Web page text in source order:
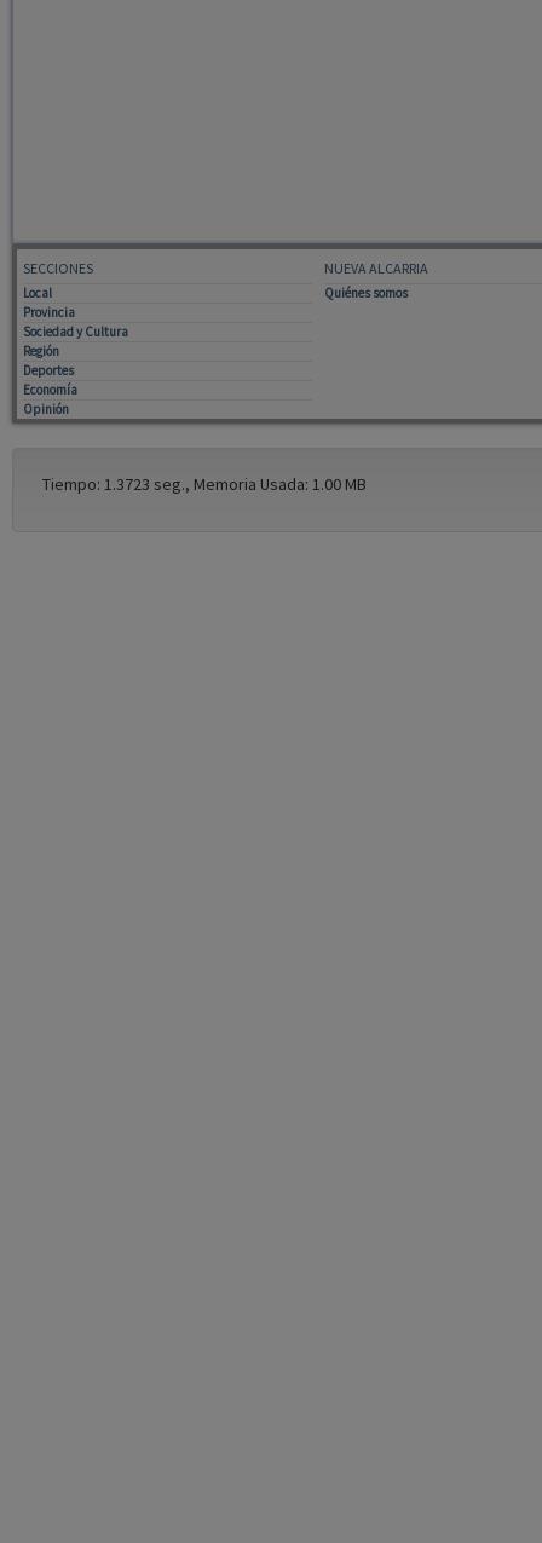
SECCIONES
Local
Provincia
Sociedad y Cultura
Región
Deportes
Economía
Opinión
NUEVA ALCARRIA
Quiénes somos
Tiempo: 1.3723 seg., Memoria Usada: 1.00 MB